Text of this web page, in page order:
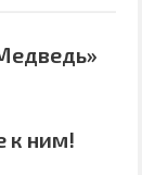
к ним!